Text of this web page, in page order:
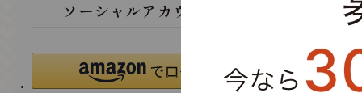
ソーシャルアカウントでログイン